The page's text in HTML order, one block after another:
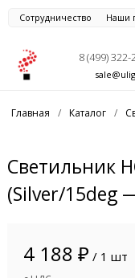
Сотрудничество Наши
8 (499) 322-
Главная / Каталог /
Светильник
(Silver/15deg
4 188 ₽ / 1 шт